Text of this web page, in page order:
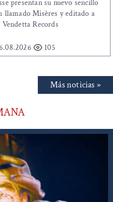
presentan su nuevo sencillo
llamado Misères y editado a
Records
105
Más noticias »